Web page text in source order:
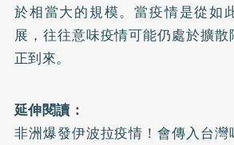
於相當大的規模。當疫情是從如
展，往往意味疫情可能仍處於擴
正到來。
延伸閱讀：
非洲爆發伊波拉疫情！會傳入台